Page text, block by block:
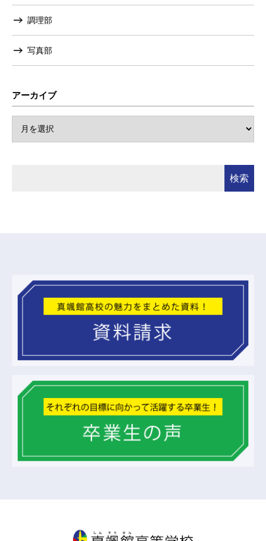
調理部
写真部
アーカイブ